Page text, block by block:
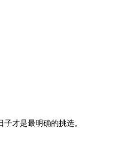
才是最明确的挑选。